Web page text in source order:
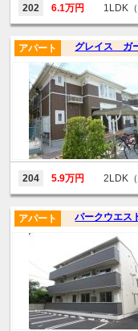
202 6.1万円 1LDK
グレイス ガ
アパート
204 5.9万円 2LDK
パークウエ
アパート